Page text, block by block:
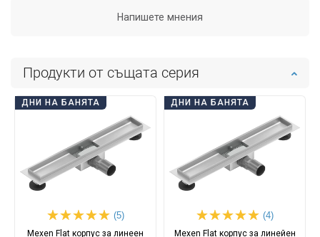
Напишете мнения
Продукти от същата серия
ДНИ НА БАНЯТА
(5)
Mexen Flat корпус за линеен
ДНИ НА БАНЯТА
(4)
Mexen Flat корпус за линейен